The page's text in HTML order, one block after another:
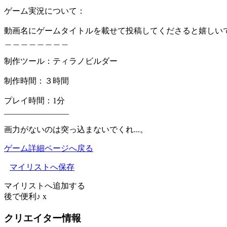
ゲーム実況について：
動画名にゲームタイトルを載せて投稿してくださると嬉しい
制作ツール：ティラノビルダー
制作時間：３時間
プレイ時間：1分
画力がないのは突っ込まないでくれ...。
ゲーム詳細ページへ戻る
マイリストへ保存
マイリストへ追加する
後で便利♪ x
クリエイター情報